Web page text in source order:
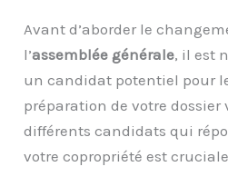
Avant d’aborder le
l’assemblée générale, il est
un candidat potentiel pour
préparation de votre dossier
différents candidats qui
votre copropriété est